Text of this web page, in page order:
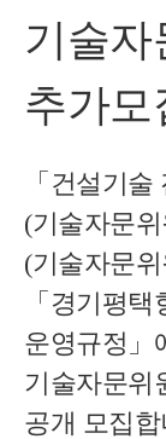
기술자
추가모
「건설기
(기술자문
(기술자문
「경기평
운영규정」
기술자문위
공개 모집합